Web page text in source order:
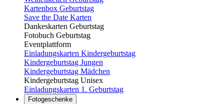
Kartenbox Geburtstag
Save the Date Karten
Dankeskarten Geburtstag
Fotobuch Geburtstag
Eventplattform
Einladungskarten Kindergeburtstag
Kindergeburtstag Jungen
Kindergeburtstag Mädchen
Kindergeburtstag Unisex
Einladungskarten 1. Geburtstag
Fotogeschenke